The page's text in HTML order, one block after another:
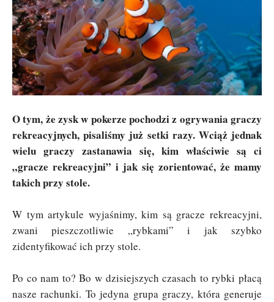
O tym, że zysk w pokerze pochodzi z ogrywania graczy
rekreacyjnych, pisaliśmy już setki razy. Wciąż jednak
wielu graczy zastanawia się, kim właściwie są ci
„gracze rekreacyjni” i jak się zorientować, że mamy
takich przy stole.
W tym artykule wyjaśnimy, kim są gracze rekreacyjni,
zwani pieszczotliwie „rybkami” i jak szybko
zidentyfikować ich przy stole.
Po co nam to? Bo w dzisiejszych czasach to rybki płacą
nasze rachunki. To jedyna grupa graczy, która generuje